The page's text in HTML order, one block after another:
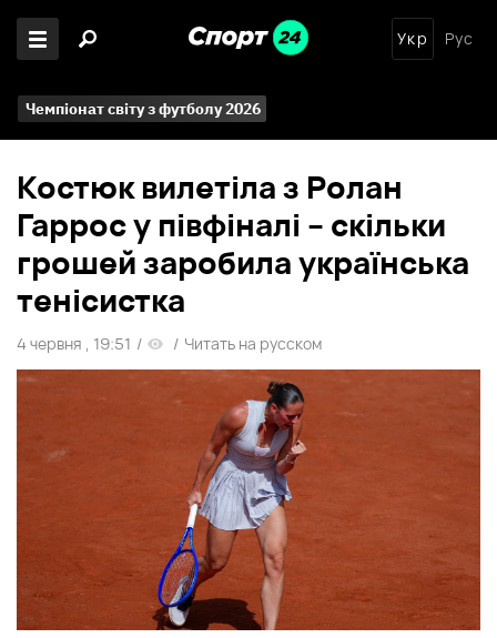
Укр Рус
Чемпіонат світу з футболу 2026
Костюк вилетіла з Ролан
Гаррос у півфіналі – скільки
грошей заробила українська
тенісистка
4 червня , 19:51 / / Читать на русском